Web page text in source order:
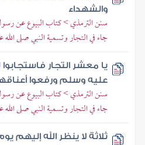
والشهداء
سنن الترمذي > كتاب البيوع عن
جاء في التجار وتسمية النبي صلى
يا معشر التجار
عليه وسلم ورفعوا
سنن الترمذي > كتاب البيوع عن
جاء في التجار وتسمية النبي صلى
ثلاثة لا ينظر الله إليهم